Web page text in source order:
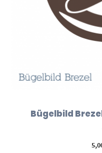
Bügelbild